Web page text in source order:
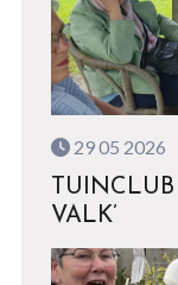
29 05 2026
VALK’